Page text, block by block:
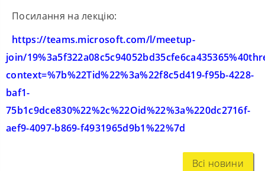
Посилання на лекцію:
https://teams.microsoft.com/l/meetup-
join/
context=%7b%22Tid%22%3a%22f8c5d419-f95b-4228-
baf1-
75b1c9dce830%22%2c%22Oid%22%3a%220dc2716f-
aef9-4097-b869-f4931965d9b1%22%7d
Всі новини